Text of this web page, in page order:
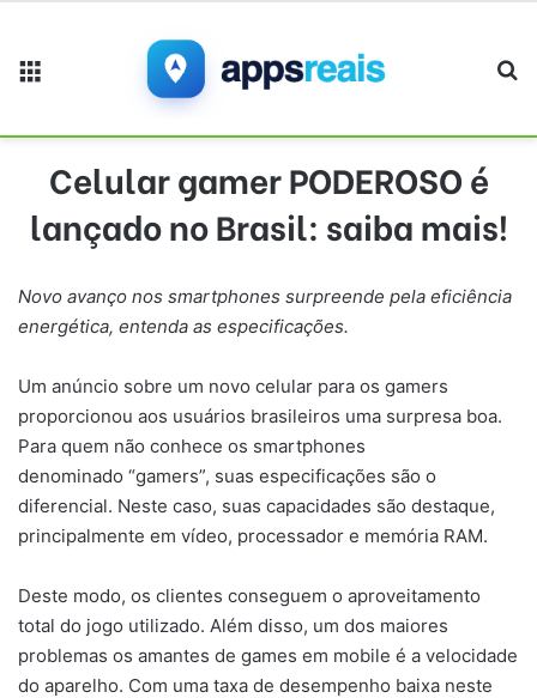
Celular gamer PODEROSO é
lançado no Brasil: saiba mais!
Novo avanço nos smartphones surpreende pela eficiência
energética, entenda as especificações.
Um anúncio sobre um novo celular para os gamers
proporcionou aos usuários brasileiros uma surpresa boa.
Para quem não conhece os smartphones
denominado “gamers”, suas especificações são o
diferencial. Neste caso, suas capacidades são destaque,
principalmente em vídeo, processador e memória RAM.
Deste modo, os clientes conseguem o aproveitamento
total do jogo utilizado. Além disso, um dos maiores
problemas os amantes de games em mobile é a velocidade
do aparelho. Com uma taxa de desempenho baixa neste